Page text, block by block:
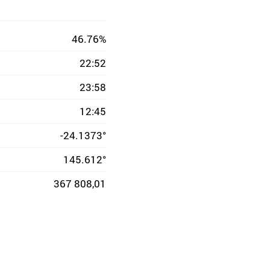
46.76%
22:52
23:58
12:45
-24.1373°
145.612°
367 808,01